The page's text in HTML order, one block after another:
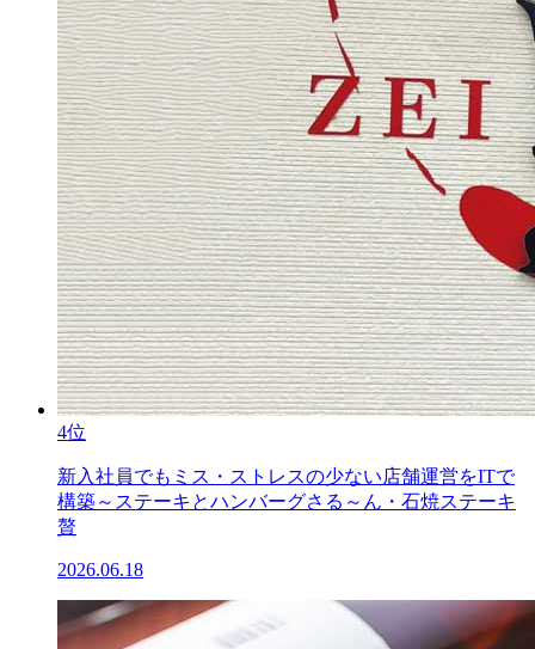
4位
新入社員でもミス・ストレスの少ない店舗運営をITで
構築～ステーキとハンバーグさる～ん・石焼ステーキ
贅
2026.06.18